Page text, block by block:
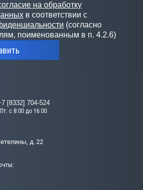
[8332] 704-524
с 8:00 до 16:00
д. 22
на обработку
в соответствии с
(согласно
поименованным в п. 4.2.6)